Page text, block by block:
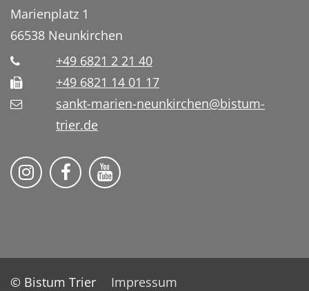
Marienplatz 1
66538 Neunkirchen
+49 6821 2 21 40
+49 6821 14 01 17
sankt-marien-neunkirchen@bistum-
trier.de
Bistum Trier auf Instragram
Die Pfarrei auf Facebook
Die Pfarrei auf YouTube
© Bistum Trier
Impressum